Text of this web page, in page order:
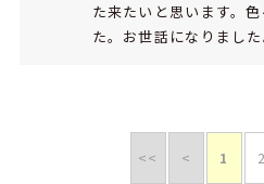
た来たいと思います。
た。お世話になりました
<< < 1 2